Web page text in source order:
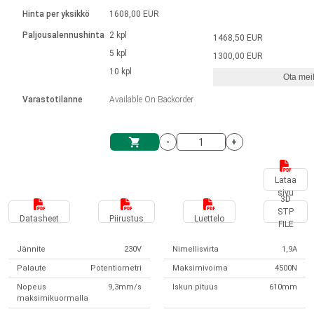
Yksikköjärjestelmä
Solenoidit
integroitu ohjain
Ø 28-42| 1-1400 rpm | <= 290 Ncm
Harjattomat tasavirtamoottorien
Harjatut DC-moottorin ajurit
DPWM-sarja
Askelmoottorien ajurit
Synchronous-Asynchronous | 1-4 toimilaitteelle
Synchronous-Asynchronous | 1-4 toimilaitteelle
Français (EUR)
Norsk (NOK)
Suomi (EUR)
Svenska (SEK)
Hinta per yksikkö
Paljousalennushinta
Varastotilanne
1608,00 EUR
2 kpl
5 kpl
10 kpl
Available On Backorder
1468,50 EUR
1300,00 EUR
Ota
- +
Lataa
sivu
Datasheet Piirustus Luettelo
3D
STP
FILE
Jännite 230V Nimellisvirta 1,9A
Palaute Potentiometri Maksimivoima 4500N
Nopeus
maksimikuormalla
9,3mm/s Iskun pituus 610mm